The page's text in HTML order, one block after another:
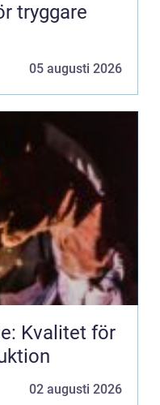
tryggare
05 augusti 2026
Kvalitet för
02 augusti 2026